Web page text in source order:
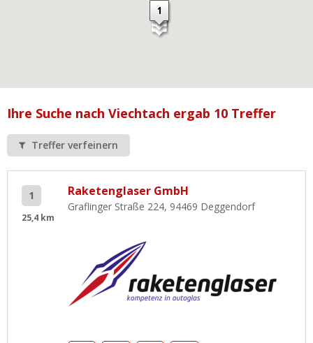
Werkstatt Login
Ihre Suche nach Viechtach ergab 10 Treffer
Treffer verfeinern
1
25,4 km
Raketenglaser GmbH
Graflinger Straße 224, 94469 Deggendorf